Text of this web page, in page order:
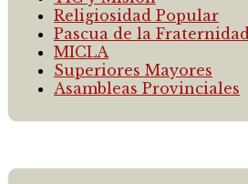
Religiosidad Popular
Pascua de la Fraternidad
MICLA
Superiores Mayores
Asambleas Provinciales